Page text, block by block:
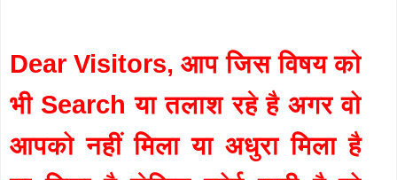
Dear Visitors, आप जिस विषय को
भी Search या तलाश रहे है अगर वो
आपको नहीं मिला या अधुरा मिला है